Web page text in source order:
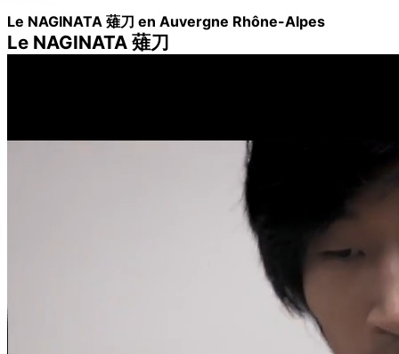
Le NAGINATA 薙刀 en Auvergne Rhône-Alpes
Le NAGINATA 薙刀